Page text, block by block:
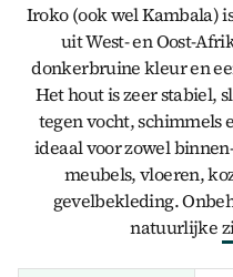
Iroko (ook wel Kambala)
uit West- en Oost-
donkerbruine kleur en
Het hout is zeer stabiel,
tegen vocht, schimmels
ideaal voor zowel
meubels, vloeren,
gevelbekleding.
natuurlijke